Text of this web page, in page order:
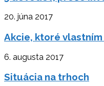
20. júna 2017
Akcie, ktoré
6. augusta 2017
Situácia na trhoch